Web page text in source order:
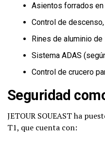
Asientos forrados
Control de
Rines de aluminio de
Sistema ADAS
Control de crucero
Seguridad
JETOUR SOUEAST ha
T1, que cuenta con: